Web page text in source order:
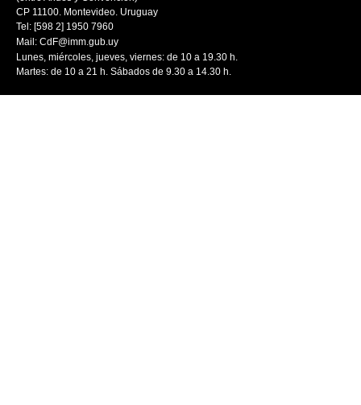
CP 11100. Montevideo. Uruguay
Tel: [598 2] 1950 7960
Mail: CdF@imm.gub.uy
Lunes, miércoles, jueves, viernes: de 10 a 19.30 h.
Martes: de 10 a 21 h. Sábados de 9.30 a 14.30 h.